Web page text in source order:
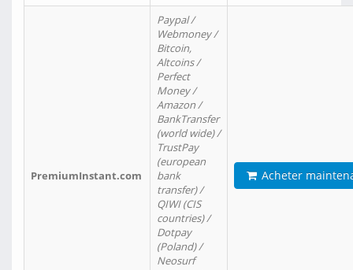
PremiumInstant.com
Paypal /
Webmoney /
Bitcoin,
Altcoins /
Perfect
Money /
Amazon /
BankTransfer
(world wide) /
TrustPay
(european
bank
transfer) /
QIWI (CIS
countries) /
Dotpay
(Poland) /
Neosurf
Acheter